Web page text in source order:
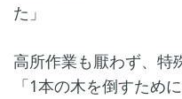
た」
高所作業も厭わず、特
「1本の木を倒すため